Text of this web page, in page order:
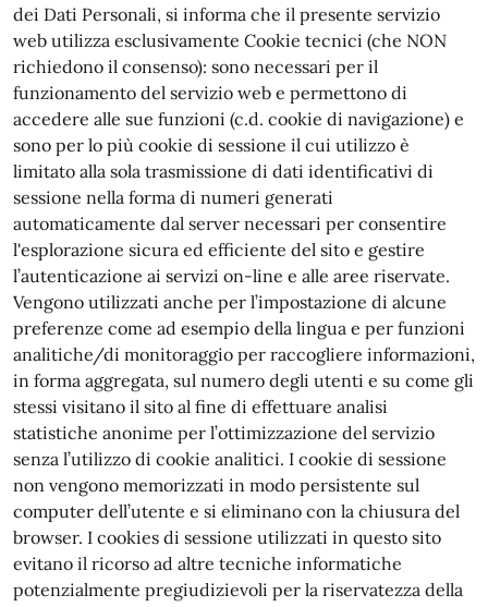
dei Dati Personali, si informa che il presente servizio
web utilizza esclusivamente Cookie tecnici (che NON
richiedono il consenso): sono necessari per il
funzionamento del servizio web e permettono di
accedere alle sue funzioni (c.d. cookie di navigazione) e
sono per lo più cookie di sessione il cui utilizzo è
limitato alla sola trasmissione di dati identificativi di
sessione nella forma di numeri generati
automaticamente dal server necessari per consentire
l'esplorazione sicura ed efficiente del sito e gestire
l’autenticazione ai servizi on-line e alle aree riservate.
Vengono utilizzati anche per l’impostazione di alcune
preferenze come ad esempio della lingua e per funzioni
analitiche/di monitoraggio per raccogliere informazioni,
in forma aggregata, sul numero degli utenti e su come gli
stessi visitano il sito al fine di effettuare analisi
statistiche anonime per l’ottimizzazione del servizio
senza l’utilizzo di cookie analitici. I cookie di sessione
non vengono memorizzati in modo persistente sul
computer dell’utente e si eliminano con la chiusura del
browser. I cookies di sessione utilizzati in questo sito
evitano il ricorso ad altre tecniche informatiche
potenzialmente pregiudizievoli per la riservatezza della